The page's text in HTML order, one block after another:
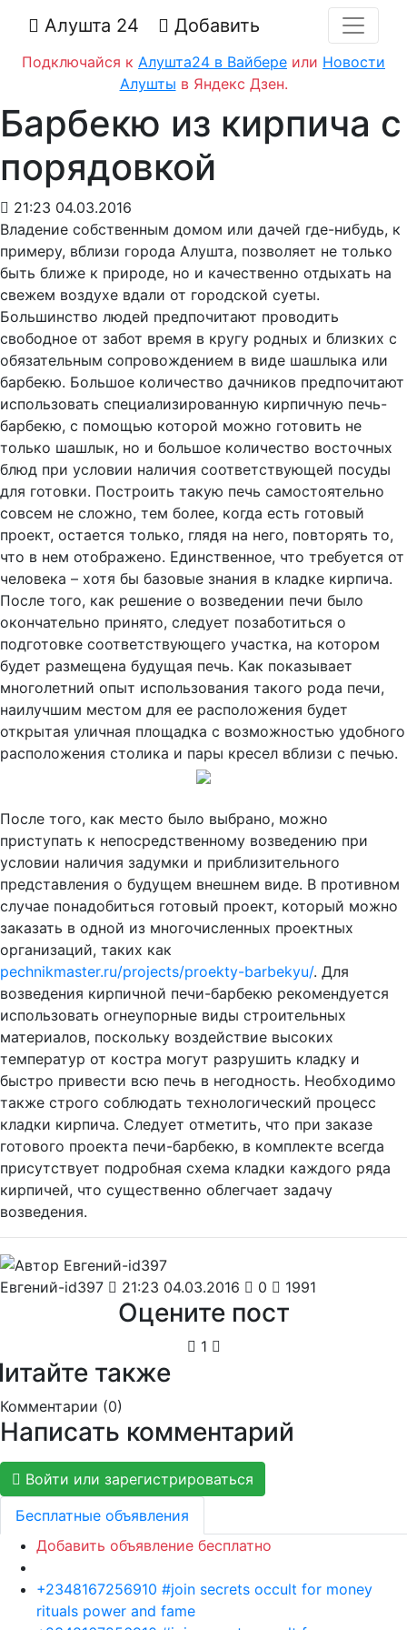
Алушта 24 Добавить
Подключайся к Алушта24 в Вайбере или Новости
Алушты в Яндекс Дзен.
Барбекю из кирпича с
порядовкой
21:23 04.03.2016
Владение собственным домом или дачей где-нибудь, к
примеру, вблизи города Алушта, позволяет не только
быть ближе к природе, но и качественно отдыхать на
свежем воздухе вдали от городской суеты.
Большинство людей предпочитают проводить
свободное от забот время в кругу родных и близких с
обязательным сопровождением в виде шашлыка или
барбекю. Большое количество дачников предпочитают
использовать специализированную кирпичную печь-
барбекю, с помощью которой можно готовить не
только шашлык, но и большое количество восточных
блюд при условии наличия соответствующей посуды
для готовки. Построить такую печь самостоятельно
совсем не сложно, тем более, когда есть готовый
проект, остается только, глядя на него, повторять то,
что в нем отображено. Единственное, что требуется от
человека – хотя бы базовые знания в кладке кирпича.
После того, как решение о возведении печи было
окончательно принято, следует позаботиться о
подготовке соответствующего участка, на котором
будет размещена будущая печь. Как показывает
многолетний опыт использования такого рода печи,
наилучшим местом для ее расположения будет
открытая уличная площадка с возможностью удобного
расположения столика и пары кресел вблизи с печью.
После того, как место было выбрано, можно
приступать к непосредственному возведению при
условии наличия задумки и приблизительного
представления о будущем внешнем виде. В противном
случае понадобиться готовый проект, который можно
заказать в одной из многочисленных проектных
организаций, таких как
pechnikmaster.ru/projects/proekty-barbekyu/. Для
возведения кирпичной печи-барбекю рекомендуется
использовать огнеупорные виды строительных
материалов, поскольку воздействие высоких
температур от костра могут разрушить кладку и
быстро привести всю печь в негодность. Необходимо
также строго соблюдать технологический процесс
кладки кирпича. Следует отметить, что при заказе
готового проекта печи-барбекю, в комплекте всегда
присутствует подробная схема кладки каждого ряда
кирпичей, что существенно облегчает задачу
возведения.
Евгений-id397 21:23 04.03.2016 0 1991
Оцените пост
1
также
Комментарии (0)
Написать комментарий
Войти или зарегистрироваться
Бесплатные объявления
Добавить объявление бесплатно
+2348167256910 #join secrets occult for money
rituals power and fame